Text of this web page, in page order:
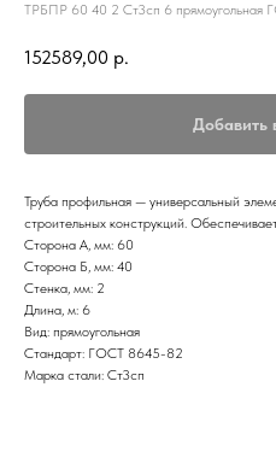
ТРБПР 60 40 2 Ст3сп 6 прямоугольная
152589,00 р.
Добавить
Труба профильная — универсальный
строительных конструкций.
Сторона А, мм: 60
Сторона Б, мм: 40
Стенка, мм: 2
Длина, м: 6
Вид: прямоугольная
Стандарт: ГОСТ 8645-82
Марка стали: Ст3сп